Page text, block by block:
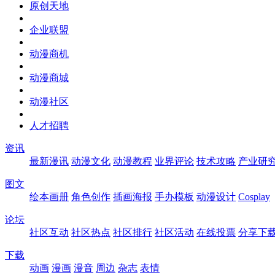
原创天地
企业联盟
动漫商机
动漫商城
动漫社区
人才招聘
资讯
最新漫讯 动漫文化 动漫教程 业界评论 技术攻略 产业研
图文
绘本画册 角色创作 插画海报 手办模板 动漫设计 Cosplay
论坛
社区互动 社区热点 社区排行 社区活动 在线投票 分享下
下载
动画 漫画 漫音 周边 杂志 表情